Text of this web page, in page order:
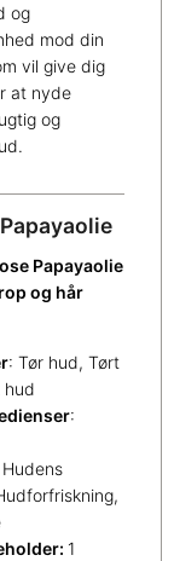
og
mod din
vil give dig
at nyde
og
Papayaolie
og hår
: Tør hud, Tørt
hud
:
Hudens
1